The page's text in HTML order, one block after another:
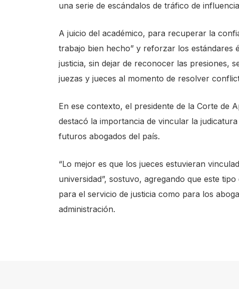
una serie de escándalos de tráfico de
A juicio del académico, para recuperar la
trabajo bien hecho” y reforzar los estándares
justicia, sin dejar de reconocer las presiones,
juezas y jueces al momento de resolver
En ese contexto, el presidente de la Corte de
destacó la importancia de vincular la
futuros abogados del país.
“Lo mejor es que los jueces estuvieran
universidad”, sostuvo, agregando que este
para el servicio de justicia como para los
administración.